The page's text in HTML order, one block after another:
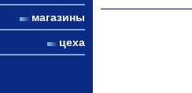
магазины
цеха